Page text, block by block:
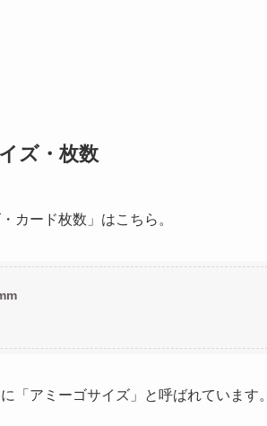
ズ・枚数
カード枚数」はこちら。
「アミーゴサイズ」と呼ばれています。